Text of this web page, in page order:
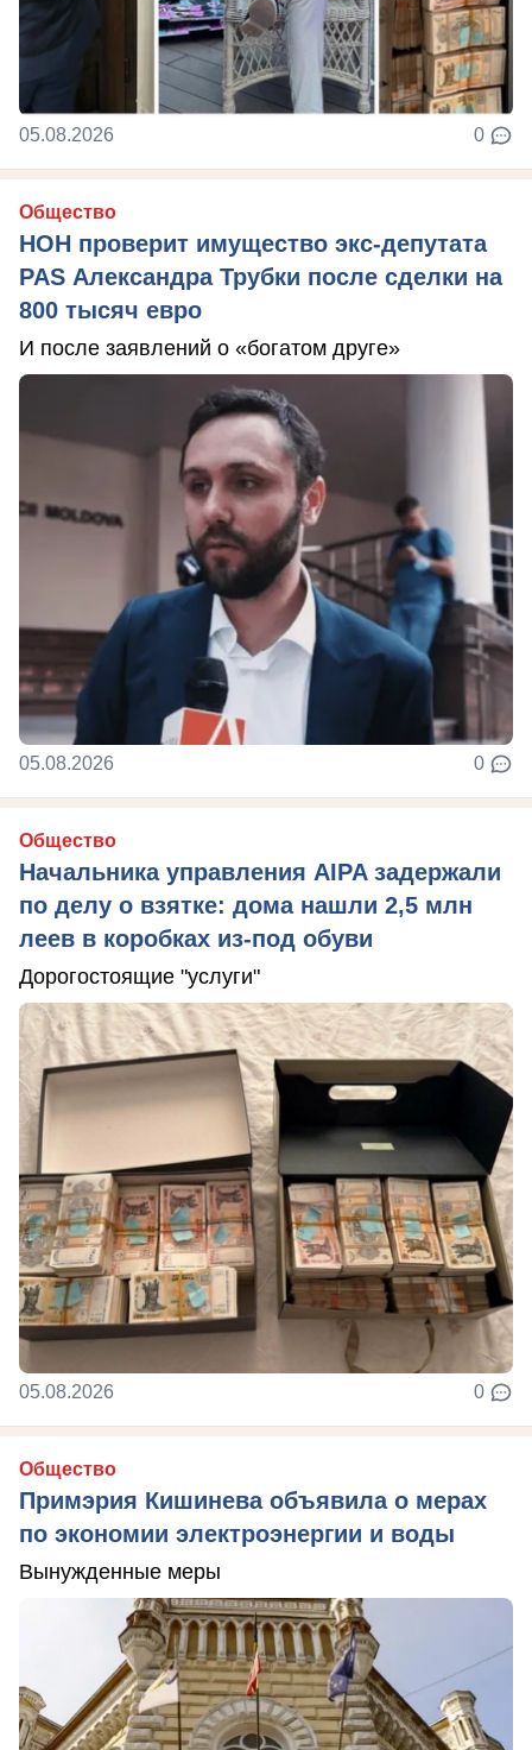
05.08.2026 0
Общество
НОН проверит имущество экс-депутата
PAS Александра Трубки после сделки на
800 тысяч евро
И после заявлений о «богатом друге»
05.08.2026 0
Общество
Начальника управления AIPA задержали
по делу о взятке: дома нашли 2,5 млн
леев в коробках из-под обуви
Дорогостоящие "услуги"
05.08.2026 0
Общество
Примэрия Кишинева объявила о мерах
по экономии электроэнергии и воды
Вынужденные меры